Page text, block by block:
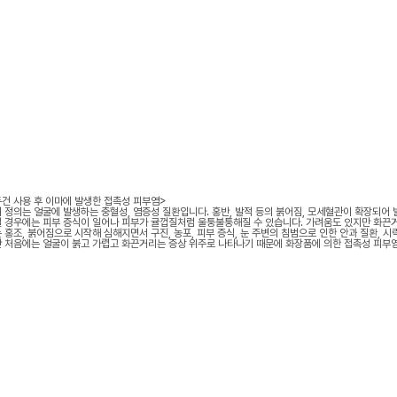
사용 후 이마에 발생한 접촉성 피부염>
정의는 얼굴에 발생하는 충혈성, 염증성 질환입니다. 홍반, 발적 등의 붉어짐, 모세혈관이 확장되
경우에는 피부 증식이 일어나 피부가 귤껍질처럼 울퉁불퉁해질 수 있습니다. 가려움도 있지만 화
홍조, 붉어짐으로 시작해 심해지면서 구진, 농포, 피부 증식, 눈 주변의 침범으로 인한 안과 질환, 시
처음에는 얼굴이 붉고 가렵고 화끈거리는 증상 위주로 나타나기 때문에 화장품에 의한 접촉성 피부